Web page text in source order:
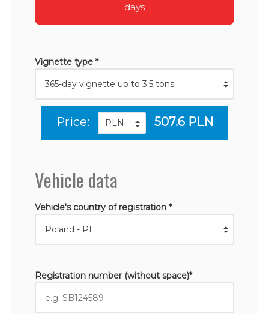
days
Vignette type *
Price: 507.6 PLN
Vehicle data
Vehicle's country of registration *
Registration number (without space)*